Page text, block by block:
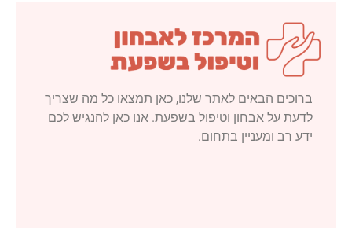
ברוכים הבאים לאתר שלנו, כאן תמצאו כל מה שצריך
לדעת על אבחון וטיפול בשפעת. אנו כאן להנגיש לכם
ידע רב ומעניין בתחום.